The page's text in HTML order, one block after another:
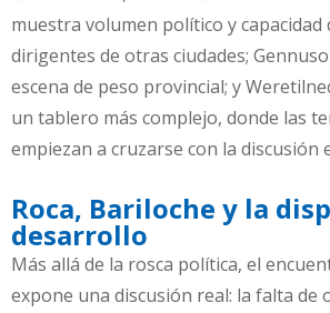
muestra volumen político y capacidad
dirigentes de otras ciudades;
escena de peso provincial; y
un tablero más complejo, donde las
empiezan a cruzarse con la discusión
Roca, Bariloche y la
desarrollo
Más allá de la rosca política, el
expone una discusión real: la falta de